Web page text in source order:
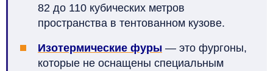
82 до 110 кубических метров
пространства в тентованном кузове.
Изотермические фуры — это фургоны,
которые не оснащены специальным